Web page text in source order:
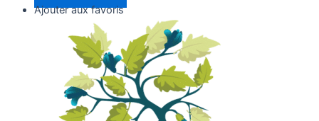
Ajouter aux favoris